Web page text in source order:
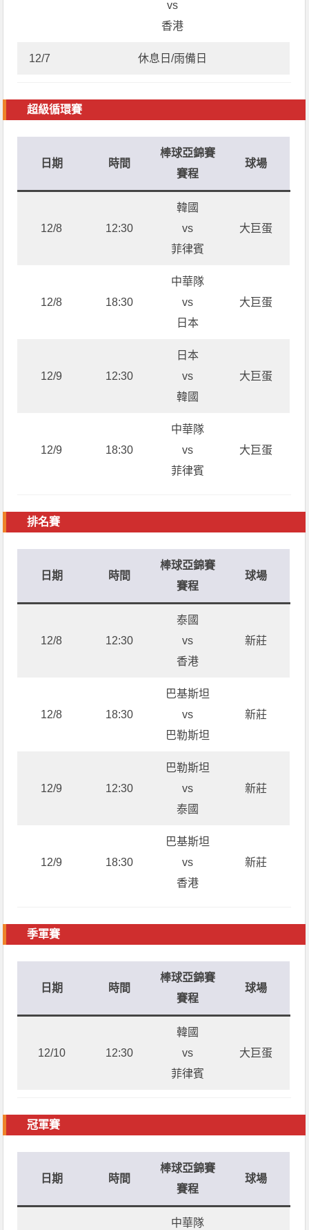
vs
香港
12/7 休息日/雨備日
超級循環賽
日期 時間
棒球亞錦賽
賽程
球場
12/8 12:30
韓國
vs
菲律賓
大巨蛋
12/8 18:30
中華隊
vs
日本
大巨蛋
12/9 12:30
日本
vs
韓國
大巨蛋
12/9 18:30
中華隊
vs
菲律賓
大巨蛋
排名賽
日期 時間
棒球亞錦賽
賽程
球場
12/8 12:30
泰國
vs
香港
新莊
12/8 18:30
巴基斯坦
vs
巴勒斯坦
新莊
12/9 12:30
巴勒斯坦
vs
泰國
新莊
12/9 18:30
巴基斯坦
vs
香港
新莊
季軍賽
日期 時間
棒球亞錦賽
賽程
球場
12/10 12:30
韓國
vs
菲律賓
大巨蛋
冠軍賽
日期 時間
棒球亞錦賽
賽程
球場
中華隊